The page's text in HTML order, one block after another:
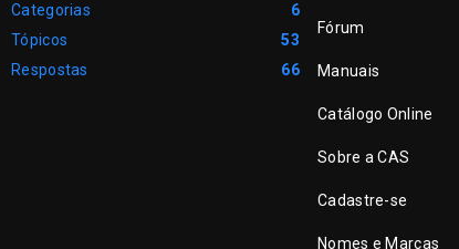
Categorias
6
Tópicos
53
Respostas
66
Fórum
Manuais
Catálogo Online
Sobre a CAS
Cadastre-se
Nomes e Marcas